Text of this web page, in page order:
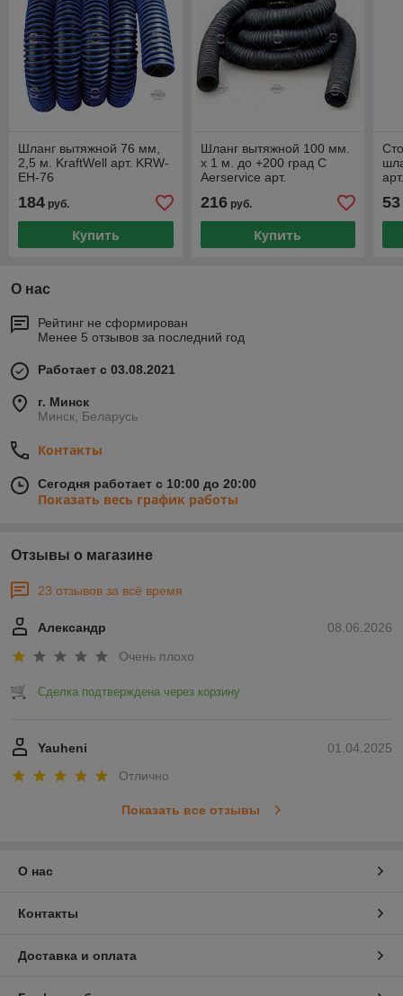
Шланг вытяжной 76 мм,
2,5 м. KraftWell арт. KRW-
EH-76
184 руб.
Купить
Шланг вытяжной 100 мм.
х 1 м. до +200 град С
Aerservice арт.
216руб.
Купить
53
О нас
Рейтинг не сформирован
Менее 5 отзывов за последний год
Работает с 03.08.2021
г. Минск
Минск, Беларусь
Контакты
Сегодня работает с 10:00 до 20:00
Показать весь график работы
Отзывы о магазине
23 отзывов за всё время
08.06.2026
Александр
Очень плохо
Сделка подтверждена через корзину
01.04.2025
Yauheni
Отлично
Показать все отзывы
О нас
Контакты
Доставка и оплата